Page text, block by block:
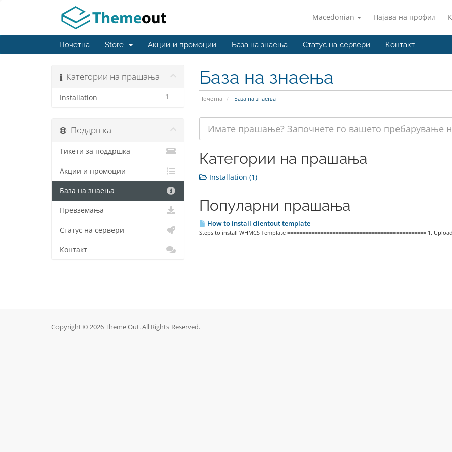
Macedonian Најава на профил
Почетна Store Акции и промоции База на знаења Статус на сервери Контакт
База на знаења
Почетна База на знаења
Категории на прашања
1
Installation
Категории на прашања
Installation (1)
Популарни прашања
How to install clientout template
Steps to install WHMCS Template ============================================== 1.
Поддршка
Тикети за поддршка
Акции и промоции
База на знаења
Превземања
Статус на сервери
Контакт
Copyright © 2026 Theme Out. All Rights Reserved.